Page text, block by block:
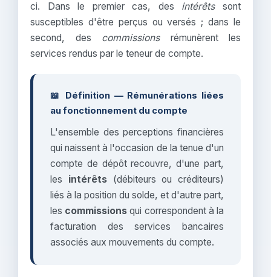
ci. Dans le premier cas, des intérêtssont
susceptibles d'être perçus ou versés ; dans le
second, des commissionsrémunèrent les
services rendus par le teneur de compte.
📖 Définition — Rémunérations liées
au fonctionnement du compte
L'ensemble des perceptions financières
qui naissent à l'occasion de la tenue d'un
compte de dépôt recouvre, d'une part,
les intérêts(débiteurs ou créditeurs)
liés à la position du solde, et d'autre part,
les commissions qui correspondent à la
facturation des services bancaires
associés aux mouvements du compte.